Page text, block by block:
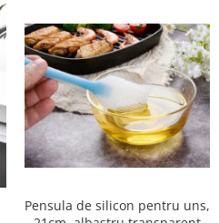
Pensula de silicon pentru uns,